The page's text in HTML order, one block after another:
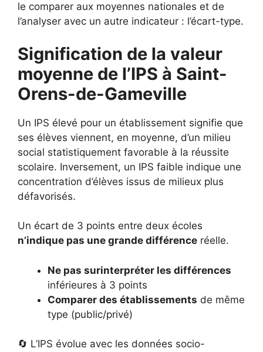
le comparer aux moyennes nationales et de
l’analyser avec un autre indicateur : l’écart-type.
Signification de la valeur
moyenne de l’IPS à Saint-
Orens-de-Gameville
Un IPS élevé pour un établissement signifie que
ses élèves viennent, en moyenne, d’un milieu
social statistiquement favorable à la réussite
scolaire. Inversement, un IPS faible indique une
concentration d’élèves issus de milieux plus
défavorisés.
Un écart de 3 points entre deux écoles
n’indique pas une grande différence réelle.
Ne pas surinterpréter les différences
inférieures à 3 points
Comparer des établissements de même
type (public/privé)
🔄 L’IPS évolue avec les données socio-